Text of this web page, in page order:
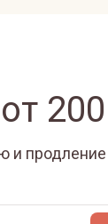
от 200
и продление